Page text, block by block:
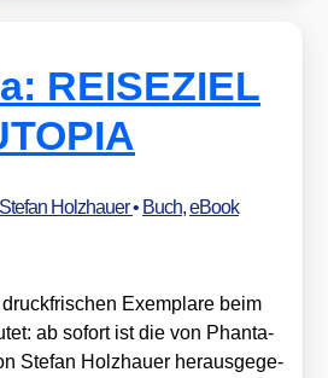
REISEZIEL
Stefan Holzhauer• Buch,eBook
Exem­pla­re beim
ab sofort ist die von Phan­ta­
Ste­fan Holz­hau­er her­aus­ge­ge­